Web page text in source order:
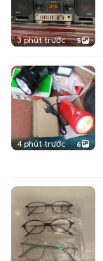
3 phút trước 5
4 phút trước 6